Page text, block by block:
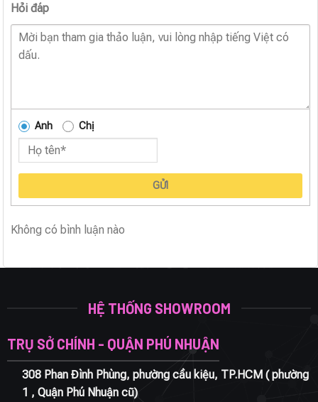
Hỏi đáp
Anh Chị
GỬI
Không có bình luận nào
HỆ THỐNG SHOWROOM
TRỤ SỞ CHÍNH - QUẬN PHÚ NHUẬN
308 Phan Đình Phùng, phường cầu kiệu, TP.HCM ( phường
1 , Quận Phú Nhuận cũ)